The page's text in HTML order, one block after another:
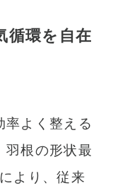
循環を自在
率よく整える
羽根の形状最
より、従来